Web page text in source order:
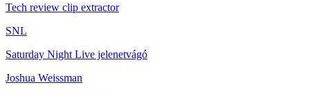
Tech review clip extractor
SNL
Saturday Night Live jelenetvágó
Joshua Weissman